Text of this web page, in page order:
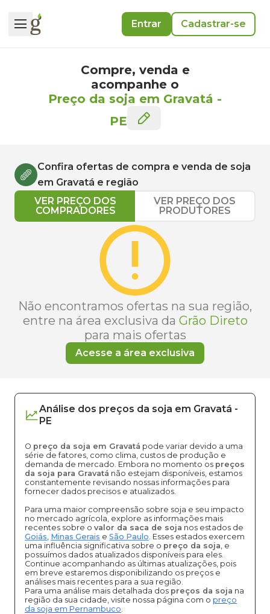
Entrar Cadastrar-se
Compre, venda e
acompanhe o
Preço da soja em Gravatá -
PE
Confira ofertas de compra e venda de soja
em Gravatá e região
VER PREÇO DOS
COMPRADORES
VER PREÇO DOS
PRODUTORES
Não encontramos ofertas na sua região,
entre na área exclusiva da Grão Direto
para mais ofertas
Acesse a área exclusiva
Análise dos preços da soja em Gravatá -
PE
O preço da soja em Gravatá pode variar devido a uma
série de fatores, como clima, custos de produção e
demanda de mercado. Embora no momento os preços
da soja para Gravatá não estejam disponíveis, estamos
constantemente revisando nossas informações para
fornecer dados precisos e atualizados.
Para uma maior compreensão sobre soja e seu impacto
no mercado agrícola, explore as informações mais
recentes sobre o valor da saca de soja nos estados de
Goiás, Minas Gerais e São Paulo. Esses estados exercem
uma influência significativa sobre o preço da soja, e
possuímos dados atualizados disponíveis para eles.
Continue acompanhando as últimas atualizações, pois
em breve estaremos disponibilizando os preços e
análises mais recentes para a sua região.
Para uma análise mais detalhada dos preços da soja na
região da sua cidade, visite nossa página com o preço
da soja em Pernambuco.